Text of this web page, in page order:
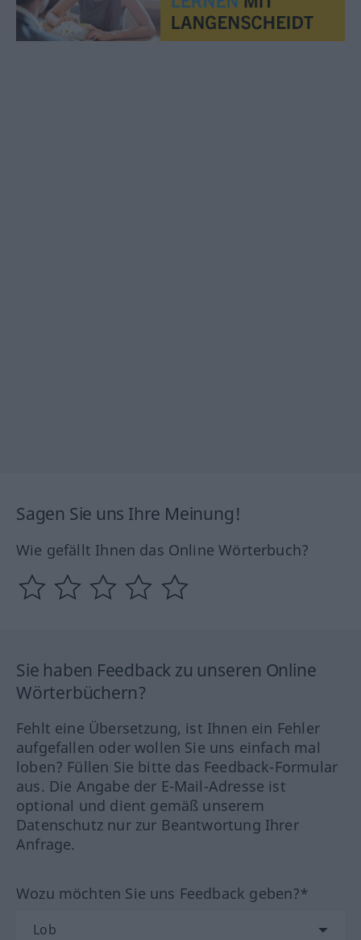
Sagen Sie uns Ihre Meinung!
Wie gefällt Ihnen das Online Wörterbuch?
Sie haben Feedback zu unseren Online
Wörterbüchern?
Fehlt eine Übersetzung, ist Ihnen ein Fehler
aufgefallen oder wollen Sie uns einfach mal
loben? Füllen Sie bitte das Feedback-Formular
aus. Die Angabe der E-Mail-Adresse ist
optional und dient gemäß unserem
Datenschutz nur zur Beantwortung Ihrer
Anfrage.
Wozu möchten Sie uns Feedback geben?*